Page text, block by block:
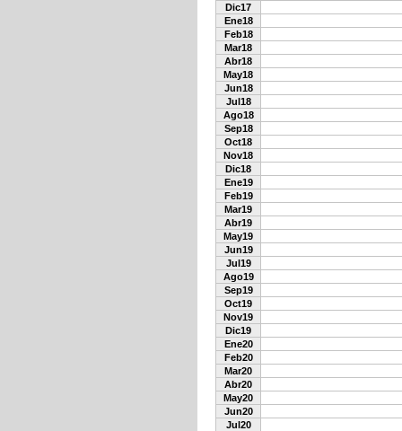
Dic17
Ene18
Feb18
Mar18
Abr18
May18
Jun18
Jul18
Ago18
Sep18
Oct18
Nov18
Dic18
Ene19
Feb19
Mar19
Abr19
May19
Jun19
Jul19
Ago19
Sep19
Oct19
Nov19
Dic19
Ene20
Feb20
Mar20
Abr20
May20
Jun20
Jul20